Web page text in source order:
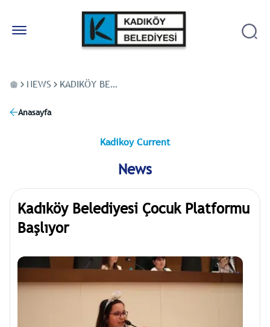
NEWS KADIKÖY BELEDIYESI ÇOCUK PLATFORMU BAŞLIYOR
Anasayfa
Kadikoy Current
News
Kadıköy Belediyesi Çocuk Platformu
Başlıyor